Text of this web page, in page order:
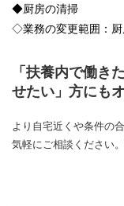
◆厨房の清掃
◇業務の変更範囲：厨
「扶養内で働き
せたい」方にも
より自宅近くや条件の
気軽にご相談ください